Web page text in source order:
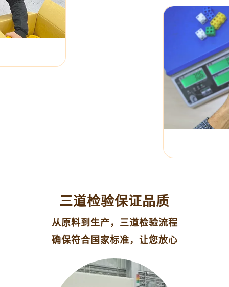
三道检验保证品质
从原料到生产，三道检验流程
确保符合国家标准，让您放心